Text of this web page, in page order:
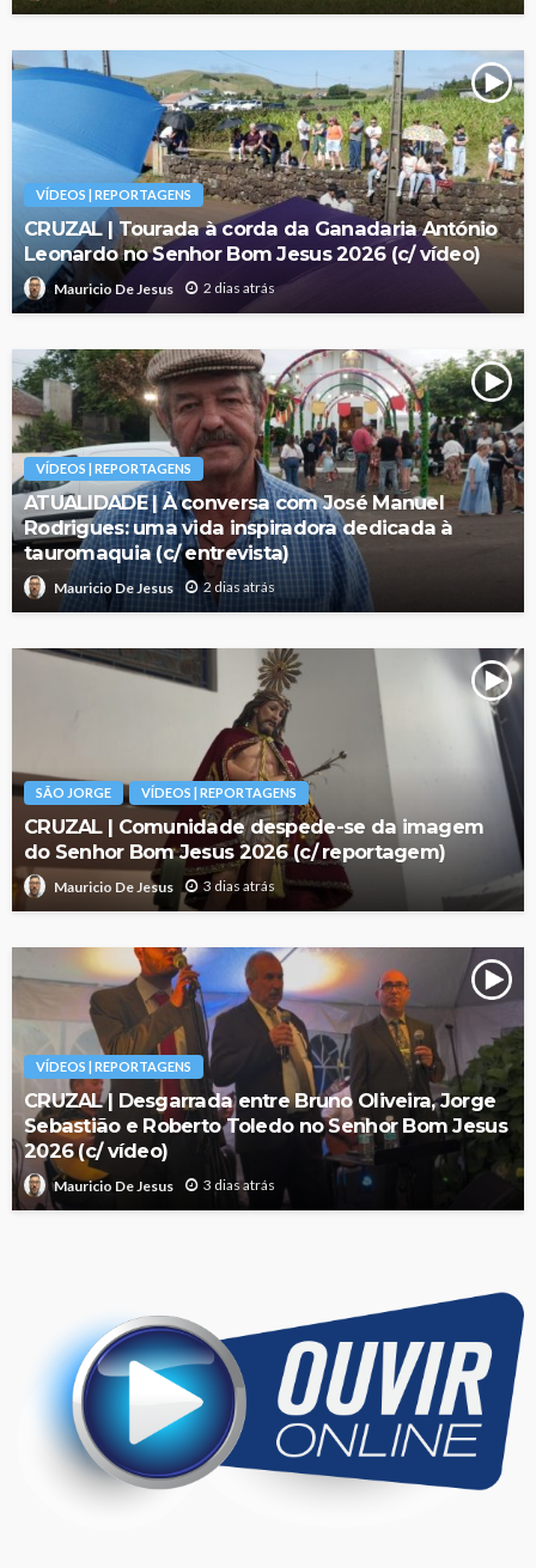
VÍDEOS | REPORTAGENS
CRUZAL | Tourada à corda da Ganadaria António
Leonardo no Senhor Bom Jesus 2026 (c/ vídeo)
Mauricio De Jesus 2 dias atrás
VÍDEOS | REPORTAGENS
ATUALIDADE | À conversa com José Manuel
Rodrigues: uma vida inspiradora dedicada à
tauromaquia (c/ entrevista)
Mauricio De Jesus 2 dias atrás
SÃO JORGE VÍDEOS | REPORTAGENS
CRUZAL | Comunidade despede-se da imagem
do Senhor Bom Jesus 2026 (c/ reportagem)
Mauricio De Jesus 3 dias atrás
VÍDEOS | REPORTAGENS
CRUZAL | Desgarrada entre Bruno Oliveira, Jorge
Sebastião e Roberto Toledo no Senhor Bom Jesus
2026 (c/ vídeo)
Mauricio De Jesus 3 dias atrás